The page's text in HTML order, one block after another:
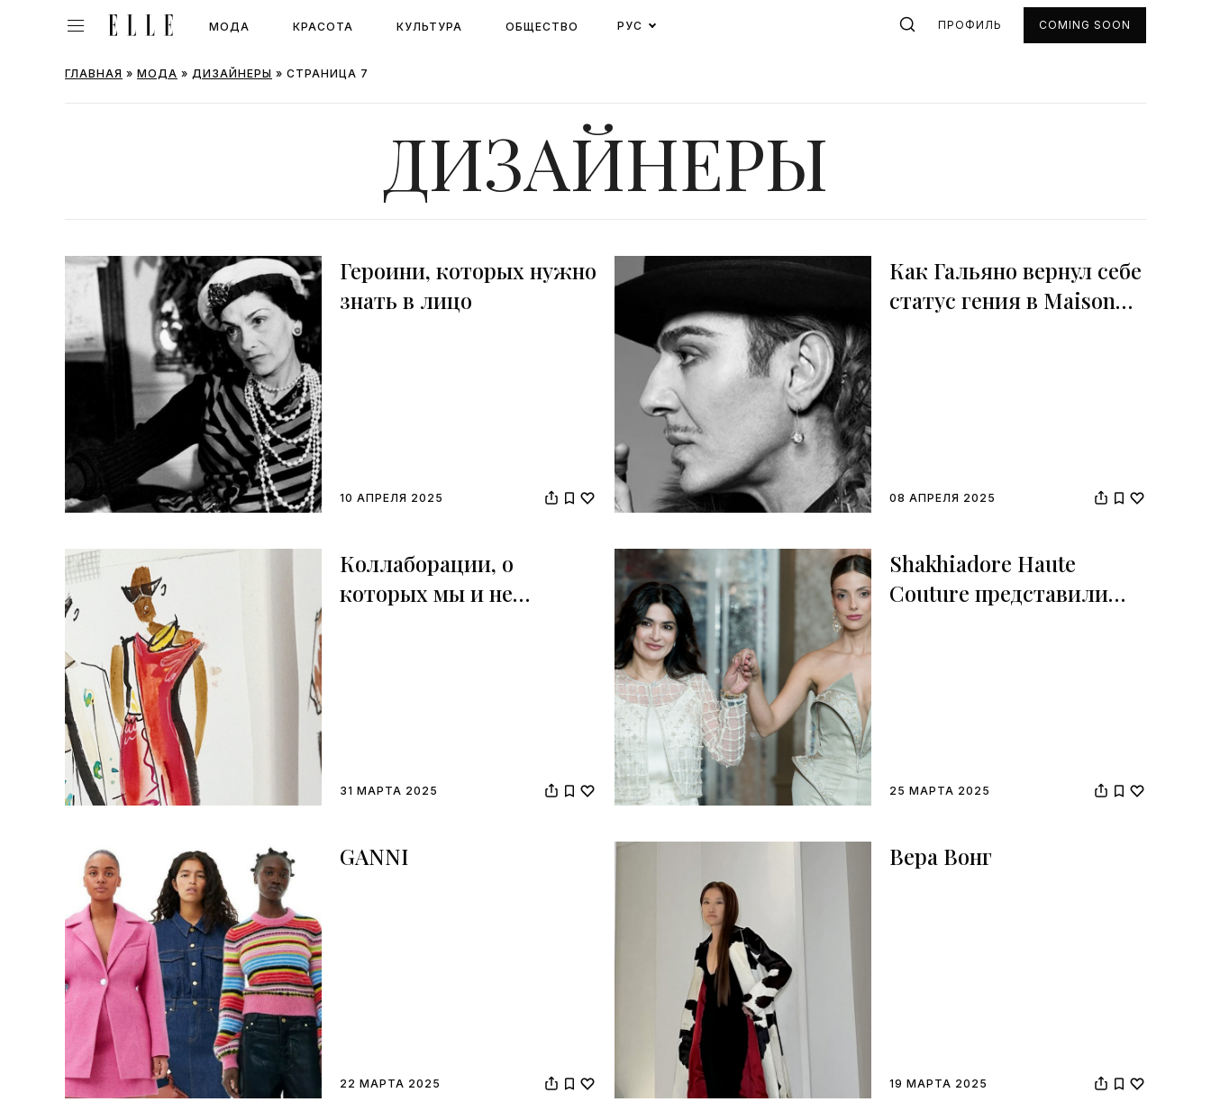
МОДА КРАСОТА КУЛЬТУРА ОБЩЕСТВО РУС ПРОФИЛЬ COMING SOON
ГЛАВНАЯ » МОДА » ДИЗАЙНЕРЫ » СТРАНИЦА 7
ДИЗАЙНЕРЫ
Героини, которых нужно
знать в лицо
10 АПРЕЛЯ 2025
Как Гальяно вернул себе
статус гения в Maison
08 АПРЕЛЯ 2025
Коллаборации, о
которых мы и не
31 МАРТА 2025
Shakhiadore Haute
Couture представили
25 МАРТА 2025
GANNI
22 МАРТА 2025
Вера Вонг
19 МАРТА 2025